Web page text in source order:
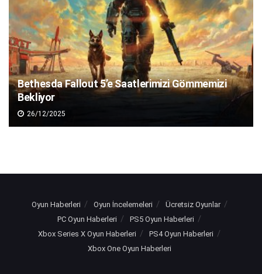
Bethesda Fallout 5’e Saatlerimizi Gömmemizi
Bekliyor
26/12/2025
Oyun Haberleri Oyun İncelemeleri
Ücretsiz Oyunlar
PC Oyun Haberleri
PS5 Oyun Haberleri
Xbox Series X Oyun Haberleri
PS4 Oyun Haberleri
Xbox One Oyun Haberleri